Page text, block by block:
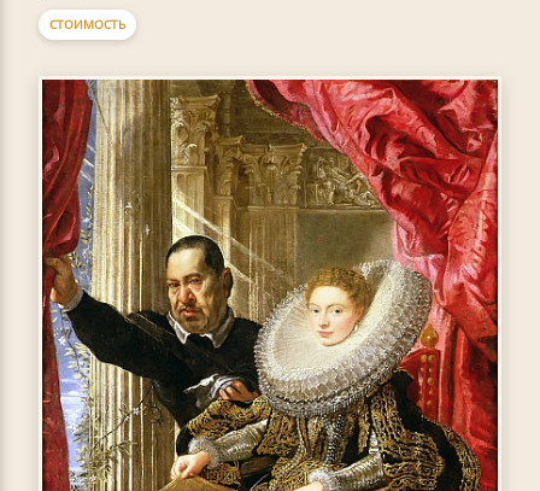
СТОИМОСТЬ